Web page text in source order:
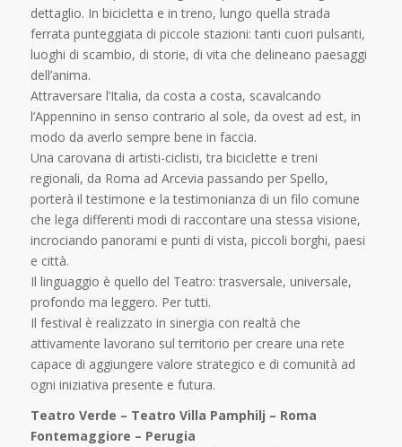
dettaglio. In bicicletta e in treno, lungo quella strada
ferrata punteggiata di piccole stazioni: tanti cuori pulsanti,
luoghi di scambio, di storie, di vita che delineano paesaggi
dell’anima.
Attraversare l’Italia, da costa a costa, scavalcando
l’Appennino in senso contrario al sole, da ovest ad est, in
modo da averlo sempre bene in faccia.
Una carovana di artisti-ciclisti, tra biciclette e treni
regionali, da Roma ad Arcevia passando per Spello,
porterà il testimone e la testimonianza di un filo comune
che lega differenti modi di raccontare una stessa visione,
incrociando panorami e punti di vista, piccoli borghi, paesi
e città.
Il linguaggio è quello del Teatro: trasversale, universale,
profondo ma leggero. Per tutti.
Il festival è realizzato in sinergia con realtà che
attivamente lavorano sul territorio per creare una rete
capace di aggiungere valore strategico e di comunità ad
ogni iniziativa presente e futura.
Teatro Verde – Teatro Villa Pamphilj – Roma
Fontemaggiore – Perugia